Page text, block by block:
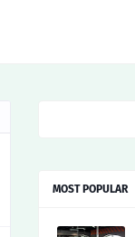
MOST POPULAR